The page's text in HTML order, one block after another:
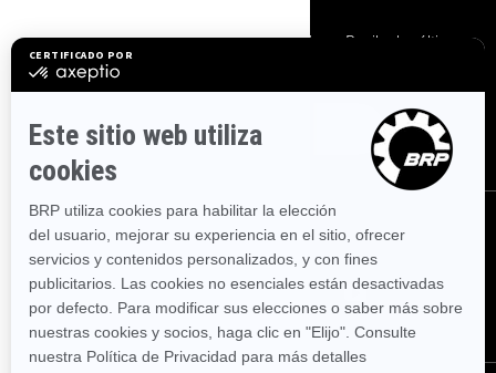
Suscríbase a nuestros correos electrónicos.
Recibe las últimas
SUSCRÍBASE
SÍGANOS